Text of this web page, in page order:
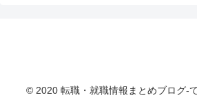
© 2020 転職・就職情報まとめブログ-